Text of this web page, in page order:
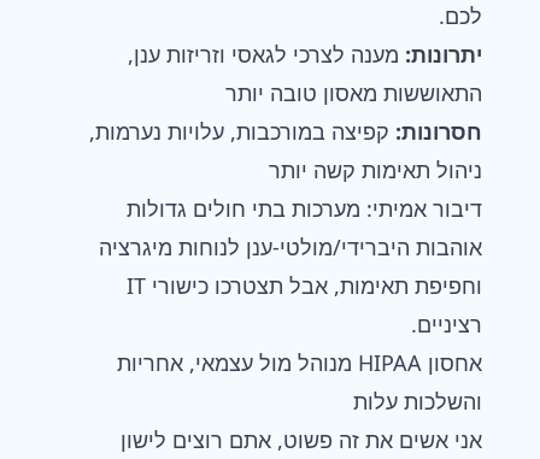
לכם.
יתרונות: מענה לצרכי לגאסי וזריזות ענן,
התאוששות מאסון טובה יותר
חסרונות: קפיצה במורכבות, עלויות נערמות,
ניהול תאימות קשה יותר
דיבור אמיתי: מערכות בתי חולים גדולות
אוהבות היברידי/מולטי-ענן לנוחות מיגרציה
וחפיפת תאימות, אבל תצטרכו כישורי IT
רציניים.
אחסון HIPAA מנוהל מול עצמאי, אחריות
והשלכות עלות
אני אשים את זה פשוט, אתם רוצים לישון